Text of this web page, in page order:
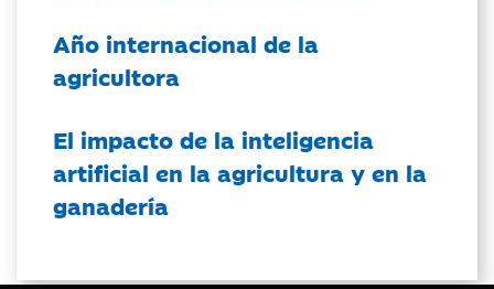
Año internacional de la
agricultora
El impacto de la inteligencia
artificial en la agricultura y en la
ganadería